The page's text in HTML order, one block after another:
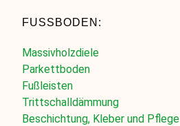
FUSSBODEN:
Massivholzdiele
Parkettboden
Fußleisten
Trittschalldämmung
Beschichtung, Kleber und Pflege